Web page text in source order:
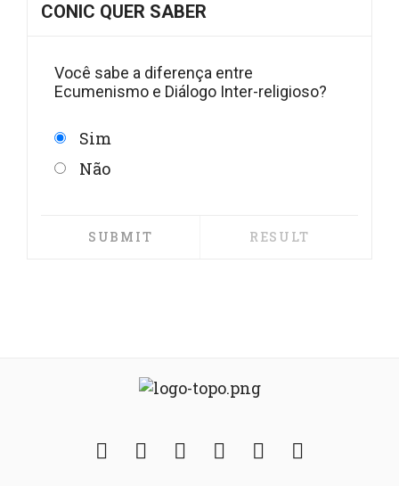
CONIC QUER SABER
Você sabe a diferença entre
Ecumenismo e Diálogo Inter-religioso?
Sim
Não
FacebookTwitter Instagram
YouTubeFickr